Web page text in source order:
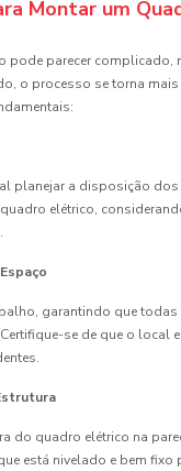
Montar um
pode parecer complicado,
o processo se torna
planejar a disposição
elétrico,
garantindo que todas
se de que o local
do quadro elétrico na
está nivelado e bem